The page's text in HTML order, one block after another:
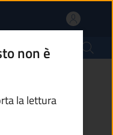
dei dati
non è
la lettura